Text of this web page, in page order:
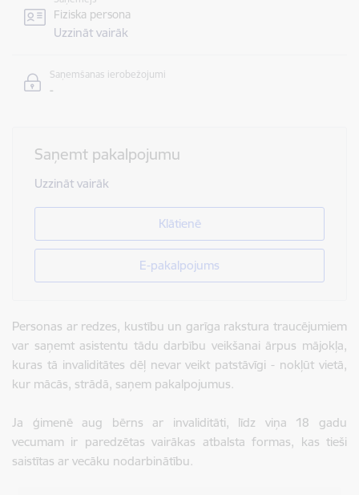
Fiziska persona
Uzzināt vairāk
Saņemšanas ierobežojumi
-
Saņemt pakalpojumu
Uzzināt vairāk
Klātienē
E-pakalpojums
Personas ar redzes, kustību un garīga rakstura traucējumiem
var saņemt asistentu tādu darbību veikšanai ārpus mājokļa,
kuras tā invaliditātes dēļ nevar veikt patstāvīgi - nokļūt vietā,
kur mācās, strādā, saņem pakalpojumus.
Ja ģimenē aug bērns ar invaliditāti, līdz viņa 18 gadu
vecumam ir paredzētas vairākas atbalsta formas, kas tieši
saistītas ar vecāku nodarbinātību.